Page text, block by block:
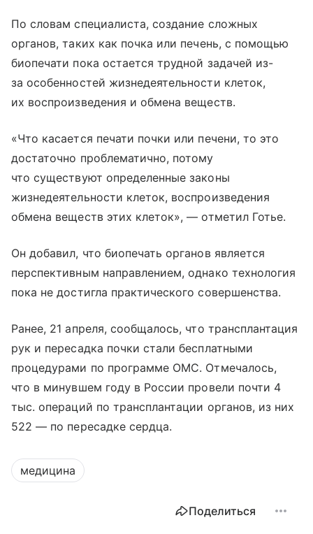
По словам специалиста, создание сложных
органов, таких как почка или печень, с помощью
биопечати пока остается трудной задачей из-
за особенностей жизнедеятельности клеток,
их воспроизведения и обмена веществ.
«Что касается печати почки или печени, то это
достаточно проблематично, потому
что существуют определенные законы
жизнедеятельности клеток, воспроизведения
обмена веществ этих клеток», — отметил Готье.
Он добавил, что биопечать органов является
перспективным направлением, однако технология
пока не достигла практического совершенства.
Ранее, 21 апреля, сообщалось, что трансплантация
рук и пересадка почки стали бесплатными
процедурами по программе ОМС. Отмечалось,
что в минувшем году в России провели почти 4
тыс. операций по трансплантации органов, из них
522 — по пересадке сердца.
медицина
Поделиться